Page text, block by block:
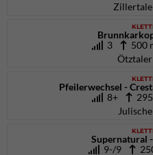
3
500
Pfeilerwechsel -
8+
Supernatural
9-/9